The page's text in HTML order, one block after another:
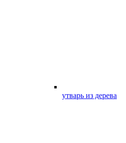
утварь из дерева